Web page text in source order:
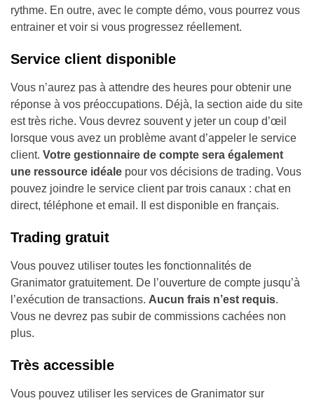
rythme. En outre, avec le compte démo, vous pourrez vous
entrainer et voir si vous progressez réellement.
Service client disponible
Vous n’aurez pas à attendre des heures pour obtenir une
réponse à vos préoccupations. Déjà, la section aide du site
est très riche. Vous devrez souvent y jeter un coup d’œil
lorsque vous avez un problème avant d’appeler le service
client. Votre gestionnaire de compte sera également
une ressource idéale pour vos décisions de trading. Vous
pouvez joindre le service client par trois canaux : chat en
direct, téléphone et email. Il est disponible en français.
Trading gratuit
Vous pouvez utiliser toutes les fonctionnalités de
Granimator gratuitement. De l’ouverture de compte jusqu’à
l’exécution de transactions. Aucun frais n’est requis.
Vous ne devrez pas subir de commissions cachées non
plus.
Très accessible
Vous pouvez utiliser les services de Granimator sur